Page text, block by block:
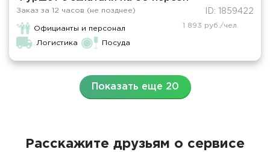
Заказ за 12 часов (не позднее) ID: 1859422
Официанты и персонал
Логистика Посуда
1 893 руб./чел.
Показать еще 20
Расскажите друзьям о сервисе